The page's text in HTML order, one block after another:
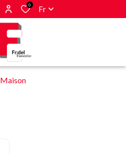
0 Fr
Maison